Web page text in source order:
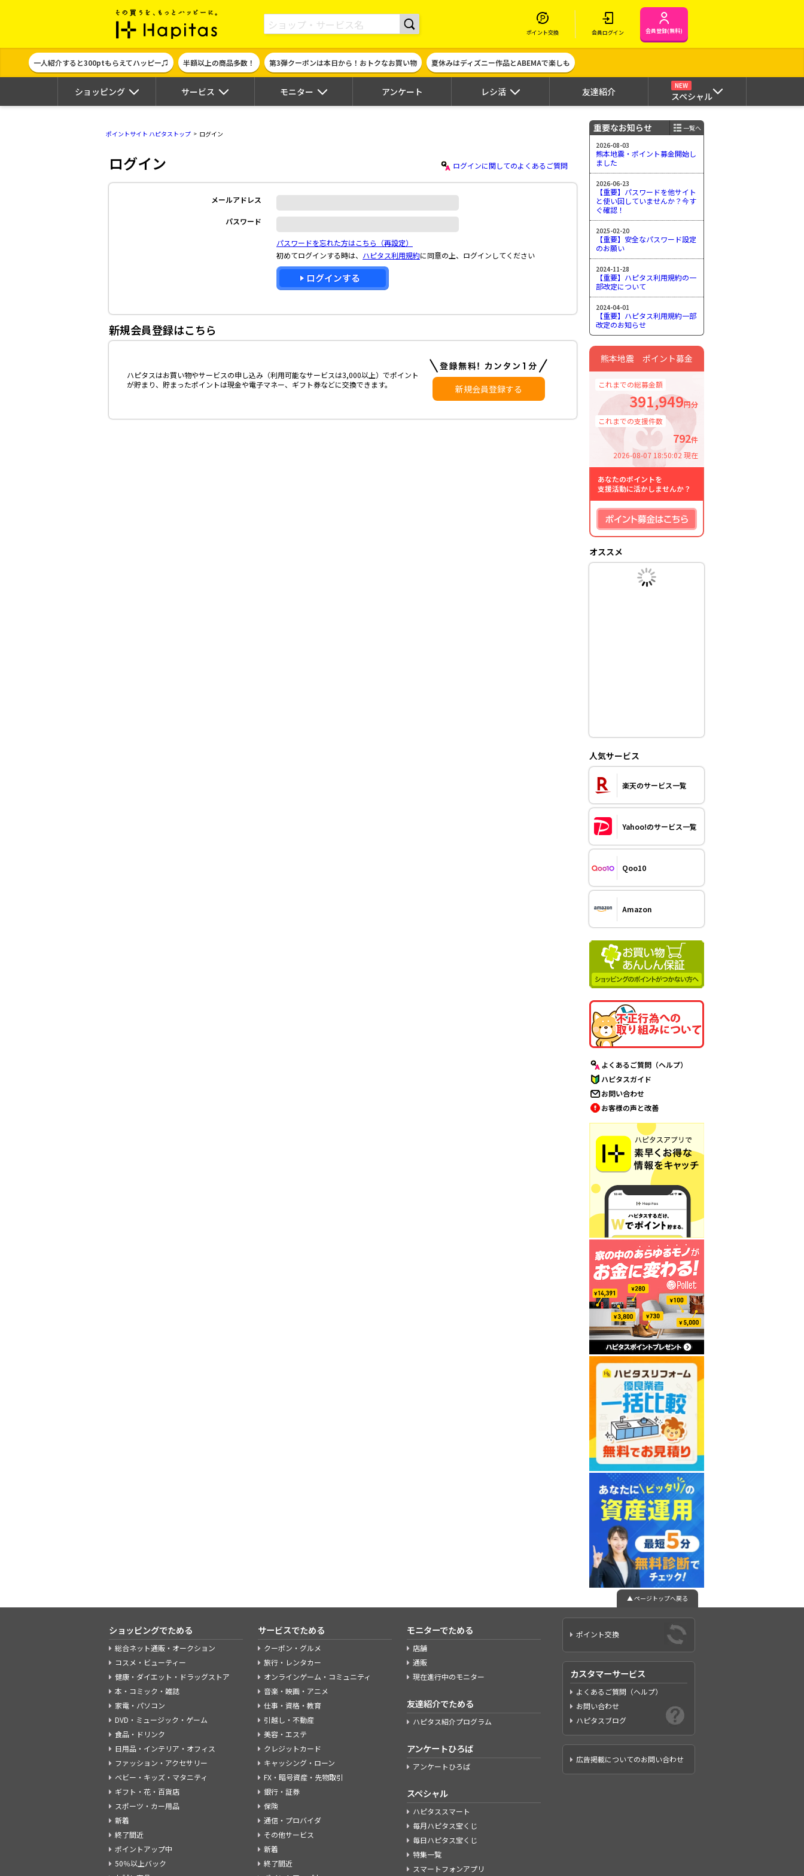
ポイント貯めて現金やギフト券に交換できるポイントサイト | ハピタス
ポイント交換 会員ログイン 会員登録(無料)
一人紹介すると300ptもらえてハッピー♫ 半額以上の商品多数！ 第3弾クーポンは本日から！おトクなお買い物 夏休みはディズニー作品とABEMAで楽しも
ショッピング サービス モニター アンケート レシ活 友達紹介
NEW
スペシャル
ポイントサイト ハピタストップ ログイン
ログイン ログインに関してのよくあるご質問
メールアドレス
パスワード
パスワードを忘れた方はこちら（再設定）
初めてログインする時は、 ハピタス利用規約に同意の上、ログインしてください
新規会員登録はこちら
ハピタスはお買い物やサービスの申し込み（利用可能なサービスは3,000以上）でポイント
が貯まり、貯まったポイントは現金や電子マネー、ギフト券などに交換できます。
新規会員登録する
重要なお知らせ
一覧へ
2026-08-03
熊本地震・ポイント募金開始し
ました
2026-06-23
【重要】パスワードを他サイト
と使い回していませんか？今す
ぐ確認！
2025-02-20
【重要】安全なパスワード設定
のお願い
2024-11-28
【重要】ハピタス利用規約の一
部改定について
2024-04-01
【重要】ハピタス利用規約一部
改定のお知らせ
熊本地震 ポイント募金
これまでの総募金額
391,949円分
これまでの支援件数
792件
2026-08-07 18:50:02 現在
あなたのポイントを
支援活動に活かしませんか？
オススメ
人気サービス
楽天のサービス一覧
Yahoo!のサービス一覧
Qoo10
Amazon
よくあるご質問（ヘルプ）
ハピタスガイド
お問い合わせ
お客様の声と改善
▲ ページトップへ戻る
ショッピングでためる
総合ネット通販・オークション
コスメ・ビューティー
健康・ダイエット・ドラッグストア
本・コミック・雑誌
家電・パソコン
DVD・ミュージック・ゲーム
食品・ドリンク
日用品・インテリア・オフィス
ファッション・アクセサリー
ベビー・キッズ・マタニティ
ギフト・花・百貨店
スポーツ・カー用品
新着
終了間近
ポイントアップ中
50％以上バック
サービスでためる
クーポン・グルメ
旅行・レンタカー
オンラインゲーム・コミュニティ
音楽・映画・アニメ
仕事・資格・教育
引越し・不動産
美容・エステ
クレジットカード
キャッシング・ローン
FX・暗号資産・先物取引
銀行・証券
保険
通信・プロバイダ
その他サービス
新着
終了間近
モニターでためる
店舗
通販
現在進行中のモニター
友達紹介でためる
ハピタス紹介プログラム
アンケートひろば
アンケートひろば
スペシャル
ハピタススマート
毎月ハピタス宝くじ
毎日ハピタス宝くじ
特集一覧
スマートフォンアプリ
ポイント交換
カスタマーサービス
よくあるご質問（ヘルプ）
お問い合わせ
ハピタスブログ
広告掲載についてのお問い合わせ